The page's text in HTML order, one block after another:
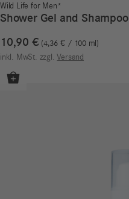
Wild Life for Men*
Shower Gel and Shampoo
10,90 € 4,36€ / 100 ml
inkl. MwSt. zzgl. Versand